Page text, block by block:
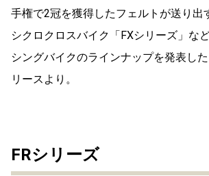
手権で2冠を獲得したフェルトが送り出
シクロクロスバイク「FXシリーズ」な
シングバイクのラインナップを発表し
リースより。
FRシリーズ